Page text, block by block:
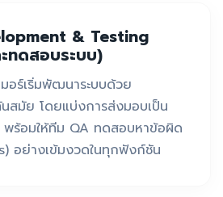
& Testing
ทดสอบระบบ)
มอร์เริ่มพัฒนาระบบด้วย
นสมัย โดยแบ่งการส่งมอบเป็น
ร้อมให้ทีม QA ทดสอบหาข้อผิด
อย่างเข้มงวดในทุกฟังก์ชัน